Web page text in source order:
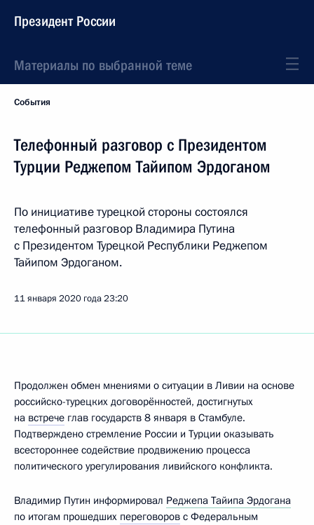
Президент России
Материалы по выбранной теме
События
Телефонный разговор с Президентом
Турции Реджепом Тайипом Эрдоганом
По инициативе турецкой стороны состоялся
телефонный разговор Владимира Путина
с Президентом Турецкой Республики Реджепом
Тайипом Эрдоганом.
11 января 2020 года23:20
Продолжен обмен мнениями о ситуации в Ливии на основе
российско-турецких договорённостей, достигнутых
на встрече глав государств 8 января в Стамбуле.
Подтверждено стремление России и Турции оказывать
всестороннее содействие продвижению процесса
политического урегулирования ливийского конфликта.
Владимир Путин информировал Реджепа Тайипа Эрдогана
по итогам прошедших переговоров с Федеральным